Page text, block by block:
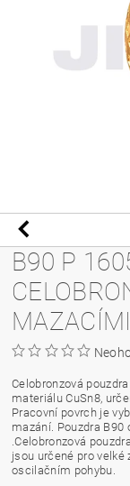
B90 P
Celobronzová
materiálu CuSn8,
Pracovní povrch je
mazání. Pouzdra B90
.Celobronzová
jsou určené pro velké
oscilačním pohybu.